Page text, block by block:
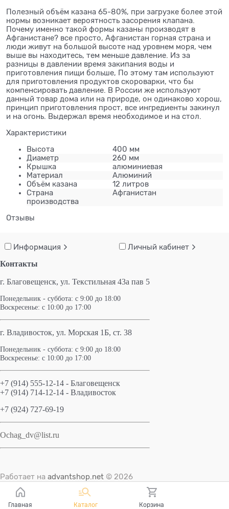
Полезный объём казана 65-80%, при загрузке более этой
нормы возникает вероятность засорения клапана.
Почему именно такой формы казаны производят в
Афганистане? все просто, Афганистан горная страна и
люди живут на большой высоте над уровнем моря, чем
выше вы находитесь, тем меньше давление. Из за
разницы в давлении время закипания воды и
приготовления пищи больше, По этому там используют
для приготовления продуктов скороварки, что бы
компенсировать давление. В России же используют
данный товар дома или на природе, он одинаково хорош,
принцип приготовления прост, все ингредиенты закинул
и на огонь. Выдержал время необходимое и на стол.
Характеристики
Высота
400 мм
Диаметр
260 мм
Крышка
алюминиевая
Материал
Алюминий
Объём казана
12 литров
Страна
производства
Афганистан
Отзывы
Информация Личный кабинет
Контакты
г. Благовещенск, ул. Текстильная 43а пав 5
Понедельник - суббота: с 9:00 до 18:00
Воскресенье: с 10:00 до 17:00
г. Владивосток, ул. Морская 1Б, ст. 38
Понедельник - суббота: с 9:00 до 18:00
Воскресенье: с 10:00 до 17:00
+7 (914) 555-12-14 - Благовещенск
+7 (914) 714-12-14 - Владивосток
+7 (924) 727-69-19
Ochag_dv@list.ru
Работает на advantshop.net © 2026
Главная Каталог Корзина